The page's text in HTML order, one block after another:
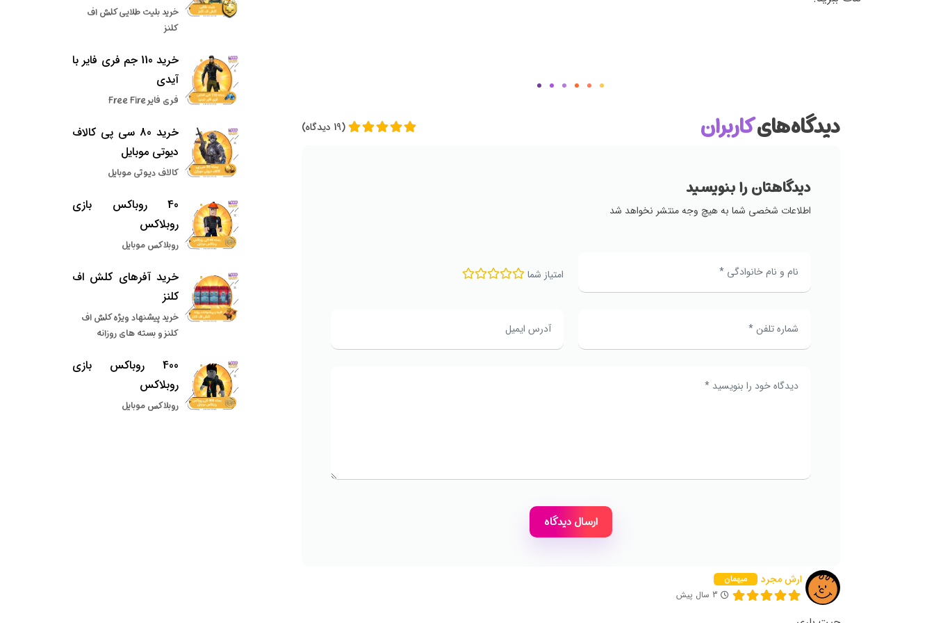
دیدگاه‌هایکاربران (19 دیدگاه)
دیدگاهتان را بنویسید
اطلاعات شخصی شما به هیچ وجه منتشر نخواهد شد
امتیاز شما
ارش مجرد
میهمان
3 سال پیش
خرید بلیت طلایی کلش اف
کلنز
خرید 110 جم فری فایر با
آیدی
فری فایر Free Fire
خرید 80 سی پی کالاف
دیوتی موبایل
کالاف دیوتی موبایل
40 روباکس بازی
روبلاکس
روبلاکس موبایل
خرید آفرهای کلش اف
کلنز
خرید پیشنهاد ویژه کلش اف
کلنز و بسته های روزانه
400 روباکس بازی
روبلاکس
روبلاکس موبایل